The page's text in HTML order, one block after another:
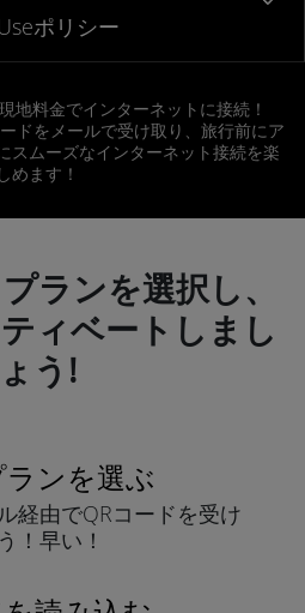
ポリシー
地料金でインターネットに接続！
ドをメールで受け取り、旅行前にア
スムーズなインターネット接続を楽
しめます！
ランを選択し、
ィベートしまし
ょう!
ンを選ぶ
経由でQRコードを受け
！早い！